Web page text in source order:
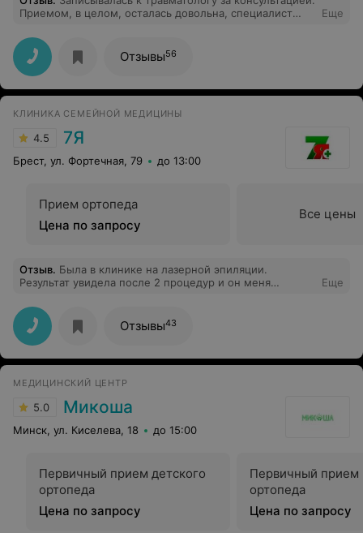
Приемом, в целом, осталась довольна, специалист
отличный!
Еще
Отзывы56
КЛИНИКА СЕМЕЙНОЙ МЕДИЦИНЫ
4.5 7Я
Брест, ул. Фортечная, 79 до 13:00
Прием ортопеда
Цена по запросу
Все цены
Отзыв. Была в клинике на лазерной эпиляции.
Результат увидела после 2 процедур и он меня
приятная. Девушка, которая проводит процедуру, все
рассказала и ответила на все мои вопросы. Жалею, что
не обратилась сюда раньше.
Еще
Отзывы43
МЕДИЦИНСКИЙ ЦЕНТР
5.0 Микоша
Минск, ул. Киселева, 18 до 15:00
Первичный прием детского
ортопеда
Цена по запросу
Первичный прием
ортопеда
Цена по запросу